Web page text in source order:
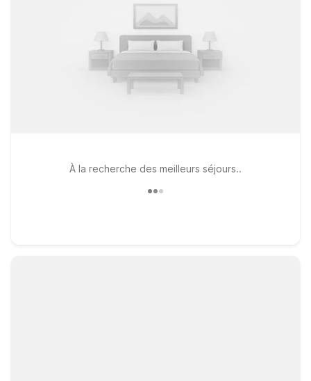
À la recherche des meilleurs séjours..